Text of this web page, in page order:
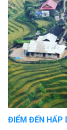
ĐIỂM ĐẾN HẤP